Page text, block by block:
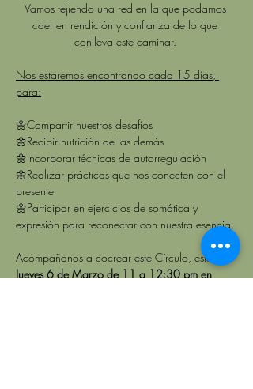
Vamos tejiendo una red en la que podamos
caer en rendición y confianza de lo que
conlleva este caminar.
Nos estaremos encontrando cada 15 días,
para:
🌼Compartir nuestros desafíos
🌼Recibir nutrición de las demás
🌼Incorporar técnicas de autorregulación
🌼Realizar prácticas que nos conecten con el
presente
🌼Participar en ejercicios de somática y
expresión para reconectar con nuestra esencia.
Acómpañanos a cocrear este Círculo, este
Jueves 6 de Marzo de 11 a 12:30 pm en